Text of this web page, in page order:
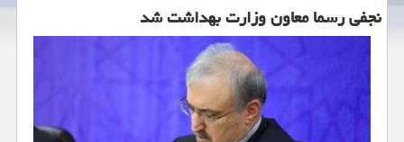
نجفی رسما معاون وزارت بهداشت شد